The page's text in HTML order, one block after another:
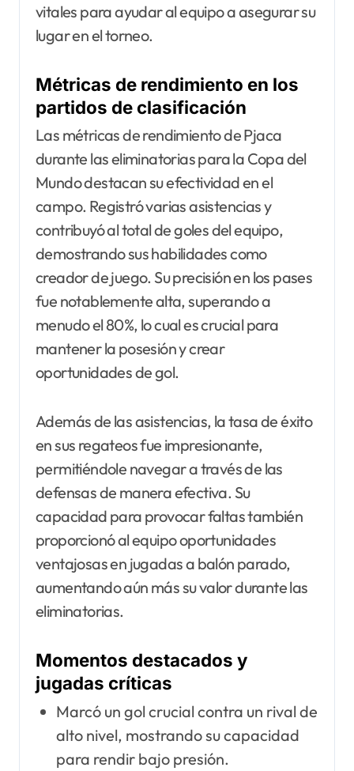
vitales para ayudar al equipo a asegurar su
lugar en el torneo.
Métricas de rendimiento en los
partidos de clasificación
Las métricas de rendimiento de Pjaca
durante las eliminatorias para la Copa del
Mundo destacan su efectividad en el
campo. Registró varias asistencias y
contribuyó al total de goles del equipo,
demostrando sus habilidades como
creador de juego. Su precisión en los pases
fue notablemente alta, superando a
menudo el 80%, lo cual es crucial para
mantener la posesión y crear
oportunidades de gol.
Además de las asistencias, la tasa de éxito
en sus regateos fue impresionante,
permitiéndole navegar a través de las
defensas de manera efectiva. Su
capacidad para provocar faltas también
proporcionó al equipo oportunidades
ventajosas en jugadas a balón parado,
aumentando aún más su valor durante las
eliminatorias.
Momentos destacados y
jugadas críticas
Marcó un gol crucial contra un rival de
alto nivel, mostrando su capacidad
para rendir bajo presión.